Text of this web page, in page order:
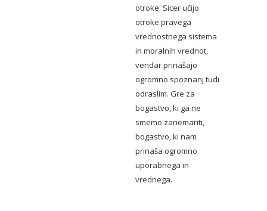
otroke. Sicer učijo
otroke pravega
vrednostnega sistema
in moralnih vrednot,
vendar prinašajo
ogromno spoznanj tudi
odraslim. Gre za
bogastvo, ki ga ne
smemo zanemariti,
bogastvo, ki nam
prinaša ogromno
uporabnega in
vrednega.